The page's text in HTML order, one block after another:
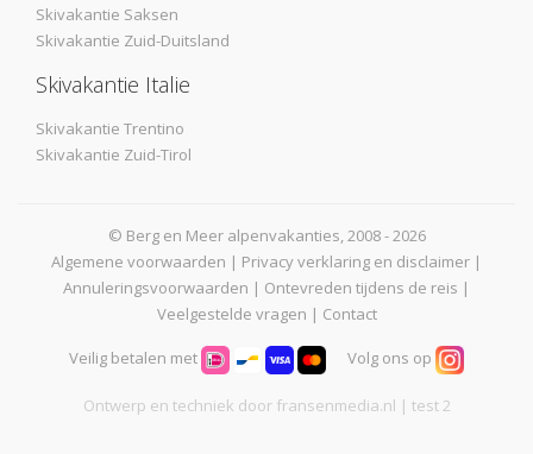
Skivakantie Saksen
Skivakantie Zuid-Duitsland
Skivakantie Italie
Skivakantie Trentino
Skivakantie Zuid-Tirol
© Berg en Meer alpenvakanties, 2008 - 2026
Algemene voorwaarden | Privacy verklaring en disclaimer |
Annuleringsvoorwaarden | Ontevreden tijdens de reis |
Veelgestelde vragen | Contact
Veilig betalen met Volg ons op
Ontwerp en techniek door fransenmedia.nl | test 2